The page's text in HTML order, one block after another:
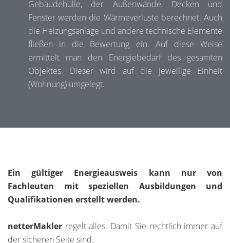
Gebäudehülle, der Außenwände, Decken und
Fenster werden die Wärmeverluste berechnet. Auch
die Heizungsanlage und andere technische Elemente
fließen in die Bewertung ein. Auf diese Weise
ermittelt man den Energiebedarf des gesamten
Objektes. Dieser wird auf die jeweilige Einheit
(Wohnung) umgelegt.
Ein gültiger Energieausweis kann nur von
Fachleuten mit speziellen Ausbildungen und
Qualifikationen erstellt werden.
netterMakler regelt alles. Damit Sie rechtlich immer auf
der sicheren Seite sind.